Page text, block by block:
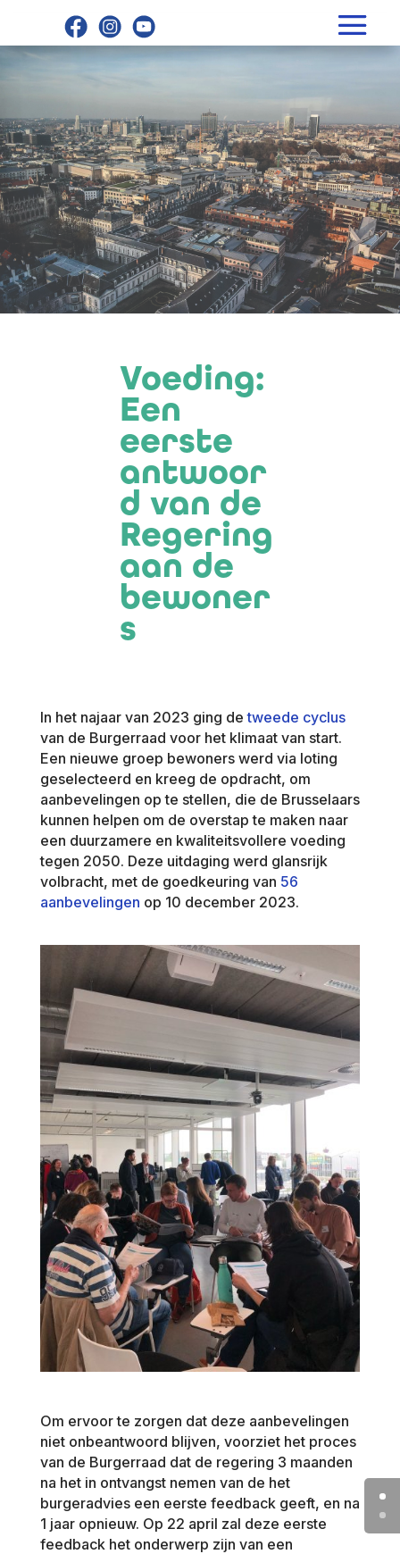
Voeding:
Een
eerste
antwoor
d van de
Regering
aan de
bewoner
s
In het najaar van 2023 ging detweede cyclus
van de Burgerraad voor het klimaat van start.
Een nieuwe groep bewoners werd via loting
geselecteerd en kreeg de opdracht, om
aanbevelingen op te stellen, die de Brusselaars
kunnen helpen om de overstap te maken naar
een duurzamere en kwaliteitsvollere voeding
tegen 2050. Deze uitdaging werd glansrijk
volbracht, met de goedkeuring van 56
aanbevelingen op 10 december 2023.
Om ervoor te zorgen dat deze aanbevelingen
niet onbeantwoord blijven, voorziet het proces
van de Burgerraad dat de regering 3 maanden
na het in ontvangst nemen van de het
burgeradvies een eerste feedback geeft, en na
1 jaar opnieuw. Op 22 april zal deze eerste
feedback het onderwerp zijn van een